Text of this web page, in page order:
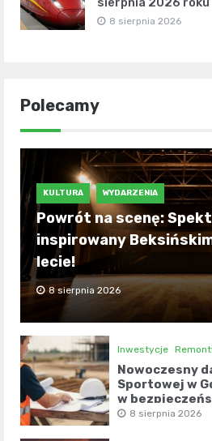
8 sierpnia 2026
Polecamy
KULTURA WYDARZENIA
Powrót na scenę:
inspirowany
lecie!
8 sierpnia 2026
Inwestycje
Nowoczesny
Sportowej w
w
8 sierpnia 2026